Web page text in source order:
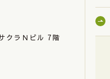
クラＮビル 7階